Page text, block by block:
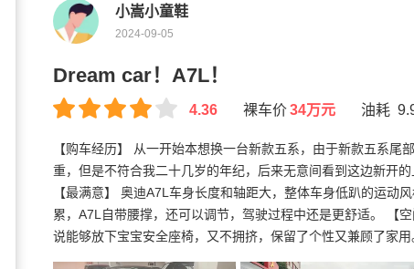
小嵩小童鞋
2024-09-05
Dream car！A7L！
4.36 裸车价34万元 油耗
【购车经历】 从一开始本想换一台新款五系，由于新款五系
重，但是不符合我二十几岁的年纪，后来无意间看到这边新开
【最满意】 奥迪A7L车身长度和轴距大，整体车身低趴的运
累，A7L自带腰撑，还可以调节，驾驶过程中还是更舒适。 【
说能够放下宝宝安全座椅，又不拥挤，保留了个性又兼顾了家